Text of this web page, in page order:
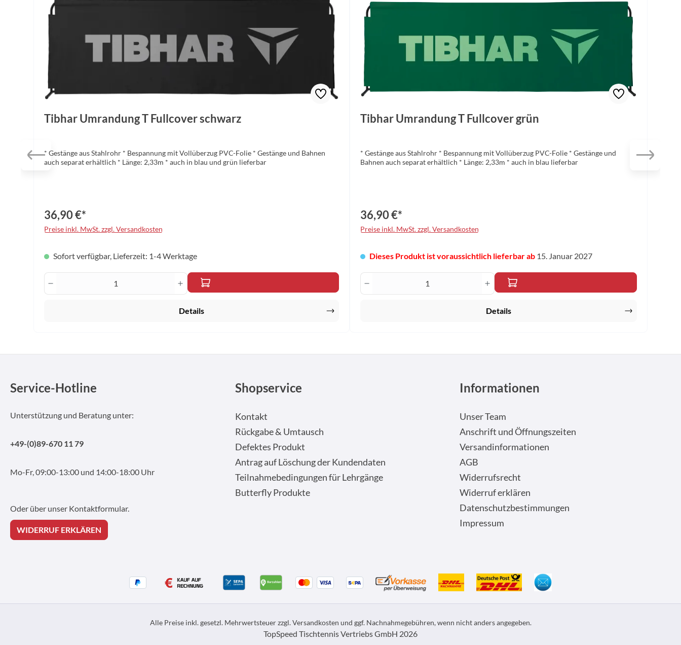
Tibhar Umrandung T Fullcover schwarz
* Gestänge aus Stahlrohr * Bespannung mit Vollüberzug PVC-Folie * Gestänge und Bahnen
auch separat erhältlich * Länge: 2,33m * auch in blau und grün lieferbar
36,90 €*
Preise inkl. MwSt. zzgl. Versandkosten
Sofort verfügbar, Lieferzeit: 1-4 Werktage
Produkt Anzahl: Gib den gewünschten Wert ein oder benutze die Schaltflächen um die Anzahl zu erhöhen oder zu
Details
Tibhar Umrandung T Fullcover grün
* Gestänge aus Stahlrohr * Bespannung mit Vollüberzug PVC-Folie * Gestänge und
Bahnen auch separat erhältlich * Länge: 2,33m * auch in blau lieferbar
36,90 €*
Preise inkl. MwSt. zzgl. Versandkosten
Dieses Produkt ist voraussichtlich lieferbar ab15. Januar 2027
Produkt Anzahl: Gib den gewünschten Wert ein oder
Details
Service-Hotline
Unterstützung und Beratung unter:
+49-(0)89-670 11 79
Mo-Fr, 09:00-13:00 und 14:00-18:00 Uhr
Oder über unser Kontaktformular.
WIDERRUF ERKLÄREN
Shopservice
Kontakt
Rückgabe & Umtausch
Defektes Produkt
Antrag auf Löschung der Kundendaten
Teilnahmebedingungen für Lehrgänge
Butterfly Produkte
Informationen
Unser Team
Anschrift und Öffnungszeiten
Versandinformationen
AGB
Widerrufsrecht
Widerruf erklären
Datenschutzbestimmungen
Impressum
Alle Preise inkl. gesetzl. Mehrwertsteuer zzgl.Versandkosten und ggf. Nachnahmegebühren, wenn nicht anders angegeben.
TopSpeed Tischtennis Vertriebs GmbH 2026